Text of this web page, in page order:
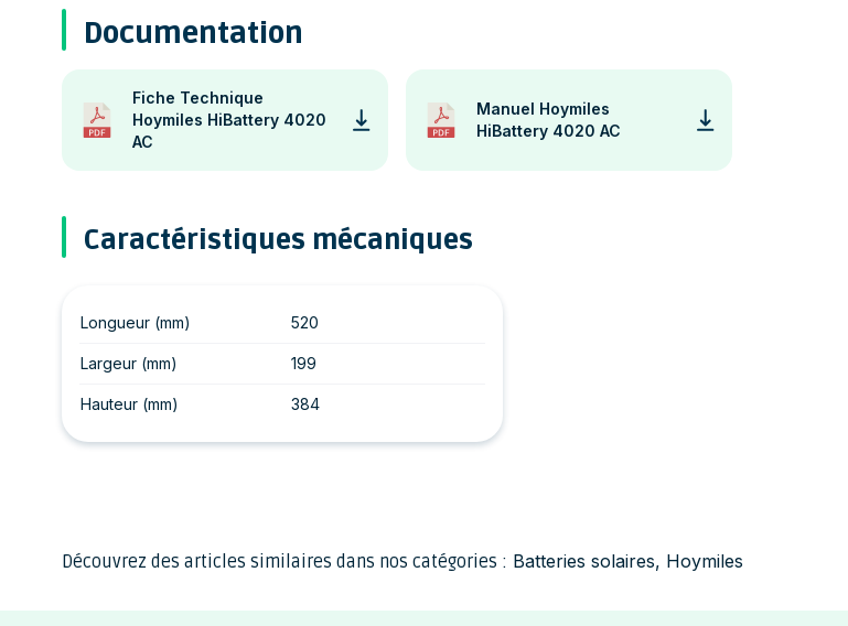
Documentation
Fiche Technique
Hoymiles HiBattery 4020
AC
Manuel Hoymiles
HiBattery 4020 AC
Caractéristiques mécaniques
Longueur (mm) 520
Largeur (mm) 199
Hauteur (mm) 384
Découvrez des articles similaires dans nos catégories : Batteries solaires, Hoymiles